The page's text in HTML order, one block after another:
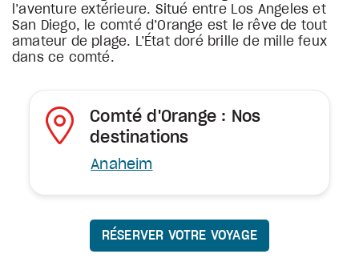
l’aventure extérieure. Situé entre Los Angeles et
San Diego, le comté d’Orange est le rêve de tout
amateur de plage. L’État doré brille de mille feux
dans ce comté.
Comté d'Orange : Nos
destinations
Anaheim
RÉSERVER VOTRE VOYAGE